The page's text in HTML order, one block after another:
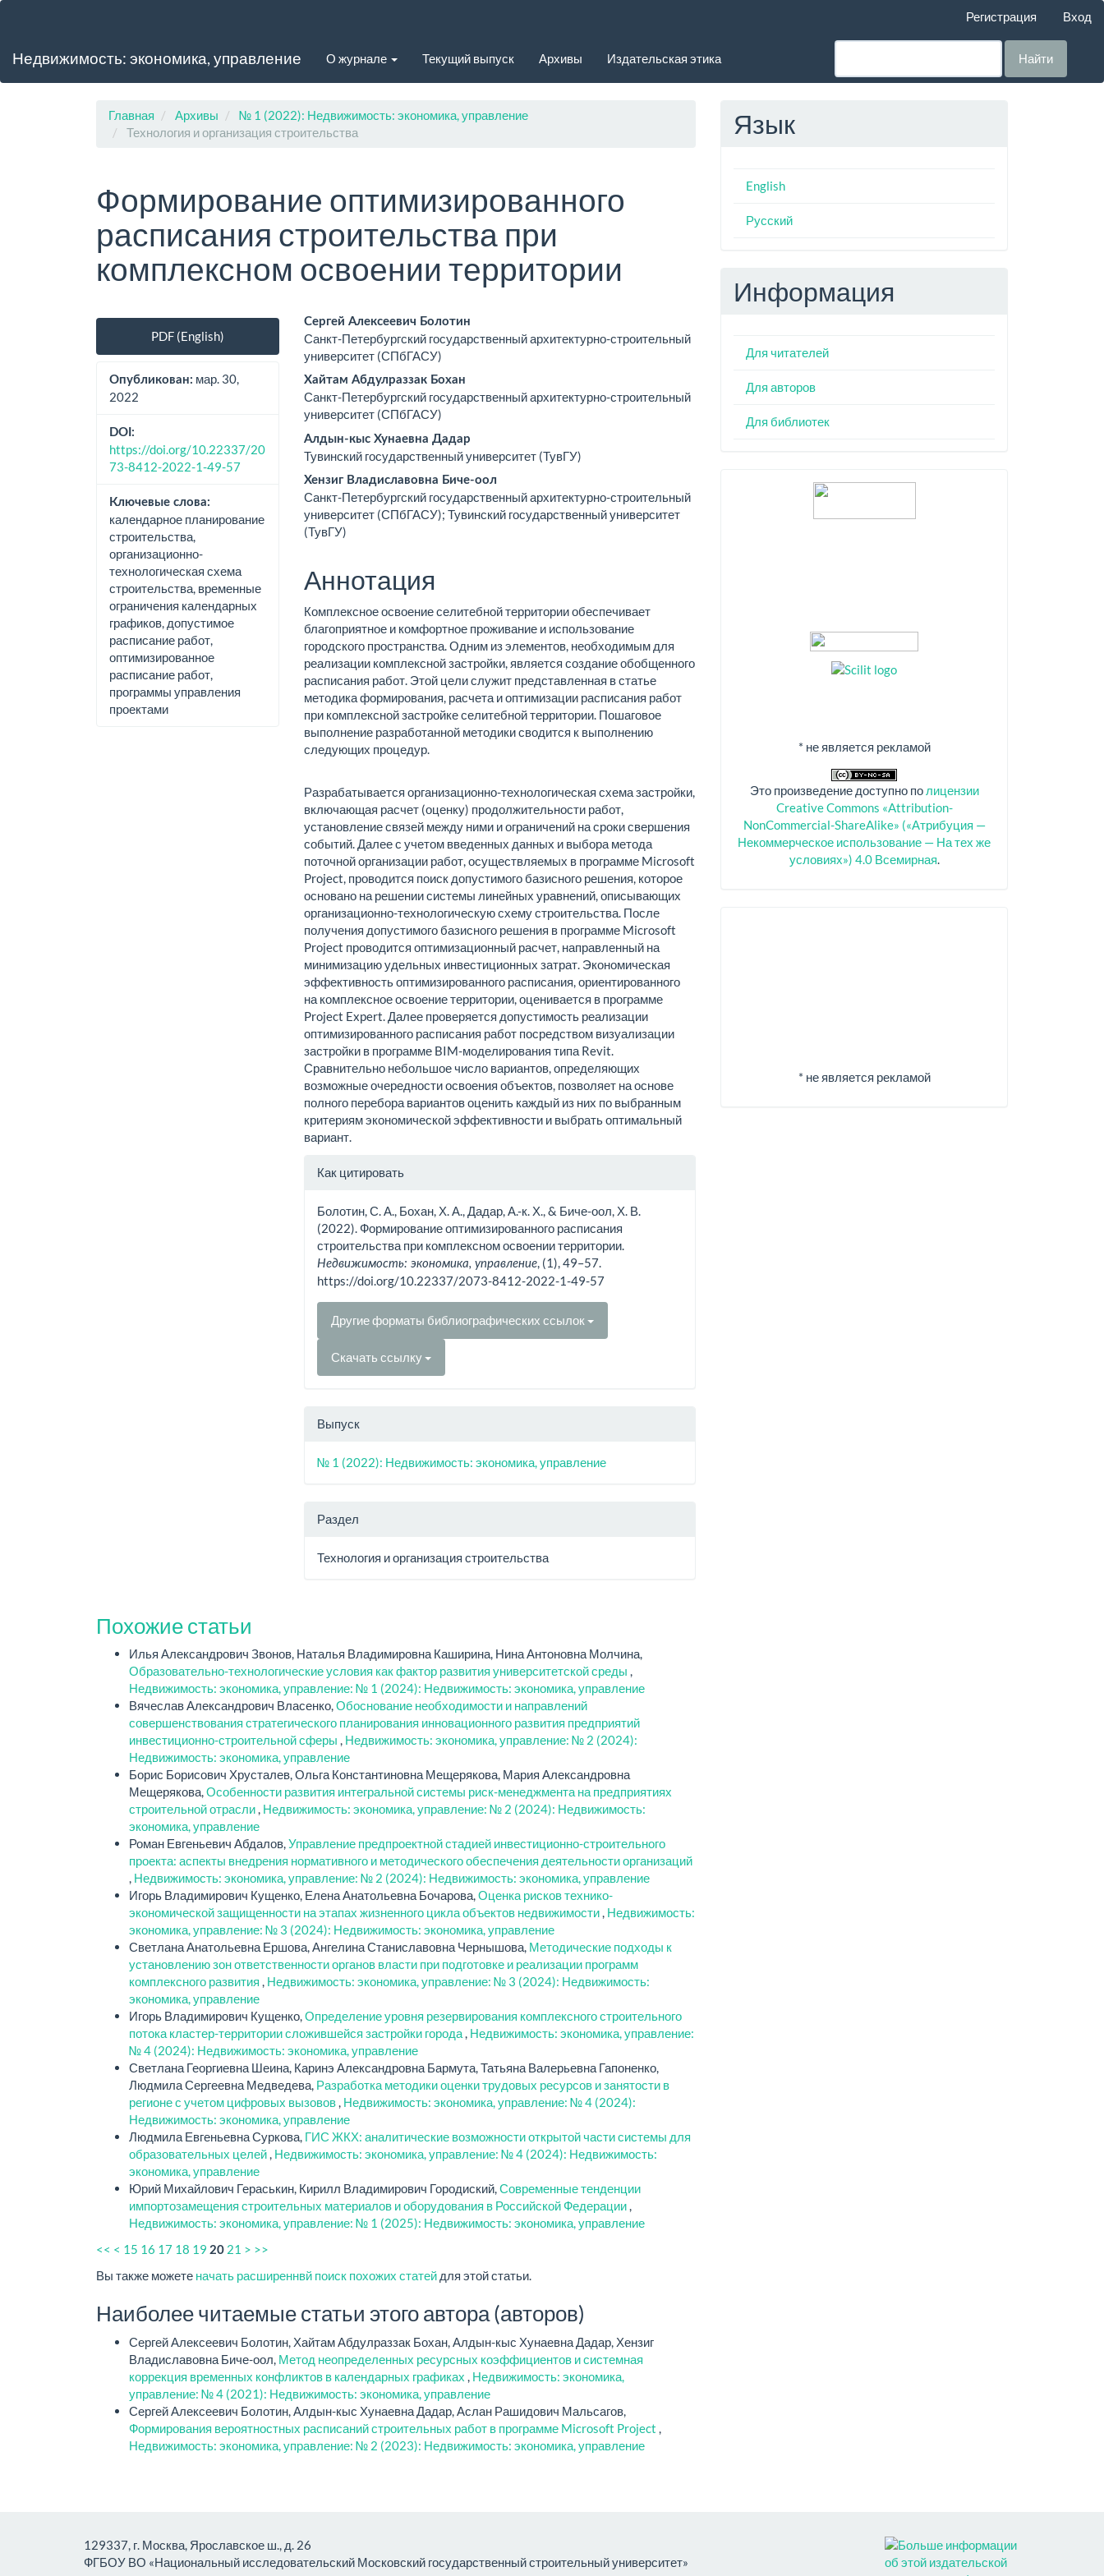
Основное
Регистрация Вход
Недвижимость: экономика, управление О журнале Текущий выпуск Архивы Издательская этика Найти
Главная Архивы
№ 1 (2022): Недвижимость: экономика, управление
Технология и организация строительства
Формирование оптимизированного
расписания строительства при
комплексном освоении территории
Боковая
панель
статьи
PDF (English)
Опубликован: мар. 30,
2022
DOI:
https://doi.org/10.22337/20
73-8412-2022-1-49-57
Ключевые слова:
календарное планирование
строительства,
организационно-
технологическая схема
строительства, временные
ограничения календарных
графиков, допустимое
расписание работ,
оптимизированное
расписание работ,
программы управления
проектами
Основное
содержимое
статьи
Сергей Алексеевич Болотин
Санкт-Петербургский государственный архитектурно-строительный
университет (СПбГАСУ)
Хайтам Абдулраззак Бохан
Санкт-Петербургский государственный архитектурно-строительный
университет (СПбГАСУ)
Алдын-кыс Хунаевна Дадар
Тувинский государственный университет (ТувГУ)
Хензиг Владиславовна Биче-оол
Санкт-Петербургский государственный архитектурно-строительный
университет (СПбГАСУ); Тувинский государственный университет
(ТувГУ)
Аннотация
Комплексное освоение селитебной территории обеспечивает
благоприятное и комфортное проживание и использование
городского пространства. Одним из элементов, необходимым для
реализации комплексной застройки, является создание обобщенного
расписания работ. Этой цели служит представленная в статье
методика формирования, расчета и оптимизации расписания работ
при комплексной застройке селитебной территории. Пошаговое
выполнение разработанной методики сводится к выполнению
следующих процедур.
Разрабатывается организационно-технологическая схема застройки,
включающая расчет (оценку) продолжительности работ,
установление связей между ними и ограничений на сроки свершения
событий. Далее с учетом введенных данных и выбора метода
поточной организации работ, осуществляемых в программе Microsoft
Project, проводится поиск допустимого базисного решения, которое
основано на решении системы линейных уравнений, описывающих
организационно-технологическую схему строительства. После
получения допустимого базисного решения в программе Microsoft
Project проводится оптимизационный расчет, направленный на
минимизацию удельных инвестиционных затрат. Экономическая
эффективность оптимизированного расписания, ориентированного
на комплексное освоение территории, оценивается в программе
Project Expert. Далее проверяется допустимость реализации
оптимизированного расписания работ посредством визуализации
застройки в программе BIM-моделирования типа Revit.
Сравнительно небольшое число вариантов, определяющих
возможные очередности освоения объектов, позволяет на основе
полного перебора вариантов оценить каждый из них по выбранным
критериям экономической эффективности и выбрать оптимальный
вариант.
Информация
Как цитировать
Болотин, С. А., Бохан, Х. А., Дадар, А.-к. Х., & Биче-оол, Х. В.
(2022). Формирование оптимизированного расписания
строительства при комплексном освоении территории.
Недвижимость: экономика, управление , (1), 49–57.
https://doi.org/10.22337/2073-8412-2022-1-49-57
Другие форматы библиографических ссылок
Скачать ссылку
Выпуск
№ 1 (2022): Недвижимость: экономика, управление
Раздел
Технология и организация строительства
Похожие статьи
Илья Александрович Звонов, Наталья Владимировна Каширина, Нина Антоновна Молчина,
Образовательно-технологические условия как фактор развития университетской среды ,
Недвижимость: экономика, управление: № 1 (2024): Недвижимость: экономика, управление
Вячеслав Александрович Власенко,Обоснование необходимости и направлений
совершенствования стратегического планирования инновационного развития предприятий
инвестиционно-строительной сферы , Недвижимость: экономика, управление: № 2 (2024):
Недвижимость: экономика, управление
Борис Борисович Хрусталев, Ольга Константиновна Мещерякова, Мария Александровна
Мещерякова,Особенности развития интегральной системы риск-менеджмента на предприятиях
строительной отрасли, Недвижимость: экономика, управление: № 2 (2024): Недвижимость:
экономика, управление
Роман Евгеньевич Абдалов,Управление предпроектной стадией инвестиционно-строительного
проекта: аспекты внедрения нормативного и методического обеспечения деятельности организаций
, Недвижимость: экономика, управление: № 2 (2024): Недвижимость: экономика, управление
Игорь Владимирович Кущенко, Елена Анатольевна Бочарова,Оценка рисков технико-
экономической защищенности на этапах жизненного цикла объектов недвижимости, Недвижимость:
экономика, управление: № 3 (2024): Недвижимость: экономика, управление
Светлана Анатольевна Ершова, Ангелина Станиславовна Чернышова, Методические подходы к
установлению зон ответственности органов власти при подготовке и реализации программ
комплексного развития , Недвижимость: экономика, управление: № 3 (2024): Недвижимость:
экономика, управление
Игорь Владимирович Кущенко,Определение уровня резервирования комплексного строительного
потока кластер-территории сложившейся застройки города, Недвижимость: экономика, управление:
№ 4 (2024): Недвижимость: экономика, управление
Светлана Георгиевна Шеина, Каринэ Александровна Бармута, Татьяна Валерьевна Гапоненко,
Людмила Сергеевна Медведева, Разработка методики оценки трудовых ресурсов и занятости в
регионе с учетом цифровых вызовов, Недвижимость: экономика, управление: № 4 (2024):
Недвижимость: экономика, управление
Людмила Евгеньевна Суркова, ГИС ЖКХ: аналитические возможности открытой части системы для
образовательных целей, Недвижимость: экономика, управление: № 4 (2024): Недвижимость:
экономика, управление
Юрий Михайлович Гераськин, Кирилл Владимирович Городиский,Современные тенденции
импортозамещения строительных материалов и оборудования в Российской Федерации,
Недвижимость: экономика, управление: № 1 (2025): Недвижимость: экономика, управление
<< < 15 16 17 18 19 20 21 > >>
Вы также можете начать расширеннвй поиск похожих статей для этой статьи.
Наиболее читаемые статьи этого автора (авторов)
Сергей Алексеевич Болотин, Хайтам Абдулраззак Бохан, Алдын-кыс Хунаевна Дадар, Хензиг
Владиславовна Биче-оол, Метод неопределенных ресурсных коэффициентов и системная
коррекция временных конфликтов в календарных графиках
Недвижимость: экономика,
управление: № 4 (2021): Недвижимость: экономика, управление
Сергей Алексеевич Болотин, Алдын-кыс Хунаевна Дадар, Аслан Рашидович Мальсагов,
Формирования вероятностных расписаний строительных работ в программе Microsoft Project
Недвижимость: экономика, управление: № 2 (2023): Недвижимость: экономика, управление
Язык
English
Русский
Информация
Для читателей
Для авторов
Для библиотек
Индексация
* не является рекламой
Это произведение доступно по лицензии
Creative Commons «Attribution-
NonCommercial-ShareAlike» («Атрибуция —
Некоммерческое использование — На тех же
условиях») 4.0 Всемирная.
* не является рекламой
129337, г. Москва, Ярославское ш., д. 26
ФГБОУ ВО «Национальный исследовательский Московский государственный строительный университет»